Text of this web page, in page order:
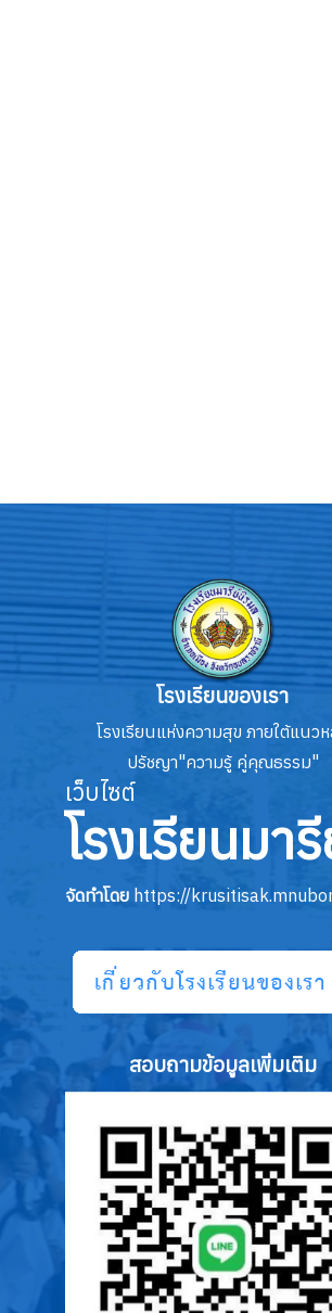
โรงเรียนของเรา
โรงเรียนแห่งความสุข ภายใต้แนว
ปรัชญา"ความรู้ คู่คุณธรรม"
เว็บไซต์
โรงเรียนมา
จัดทำโดย https://
สอบถามข้อมูลเพิ่มเติม